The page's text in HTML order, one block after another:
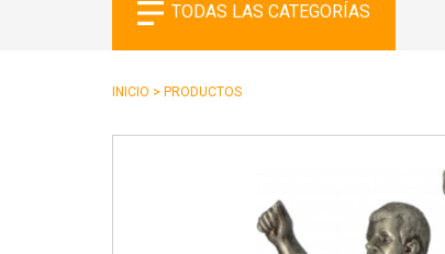
TODAS LAS CATEGORÍAS
INICIO > PRODUCTOS